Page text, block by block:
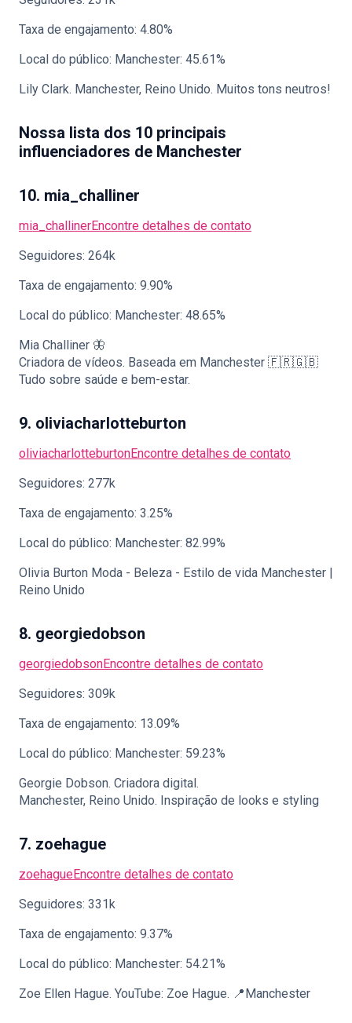
Taxa de engajamento: 4.80%
Local do público: Manchester: 45.61%
Lily Clark. Manchester, Reino Unido. Muitos tons neutros!
Nossa lista dos 10 principais
influenciadores de Manchester
10. mia_challiner
mia_challinerEncontre detalhes de contato
Seguidores: 264k
Taxa de engajamento: 9.90%
Local do público: Manchester: 48.65%
Mia Challiner 🦋
Criadora de vídeos. Baseada em Manchester 🇫🇷🇬🇧
Tudo sobre saúde e bem-estar.
9. oliviacharlotteburton
oliviacharlotteburtonEncontre detalhes de contato
Seguidores: 277k
Taxa de engajamento: 3.25%
Local do público: Manchester: 82.99%
Olivia Burton Moda - Beleza - Estilo de vida Manchester |
Reino Unido
8. georgiedobson
georgiedobsonEncontre detalhes de contato
Seguidores: 309k
Taxa de engajamento: 13.09%
Local do público: Manchester: 59.23%
Georgie Dobson. Criadora digital.
Manchester, Reino Unido. Inspiração de looks e styling
7. zoehague
zoehagueEncontre detalhes de contato
Seguidores: 331k
Taxa de engajamento: 9.37%
Local do público: Manchester: 54.21%
Zoe Ellen Hague. YouTube: Zoe Hague. 📍Manchester